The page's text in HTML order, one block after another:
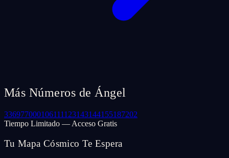
Más Números de Ángel
336977000106111123143144155187202
Tiempo Limitado — Acceso Gratis
Tu Mapa Cósmico Te Espera